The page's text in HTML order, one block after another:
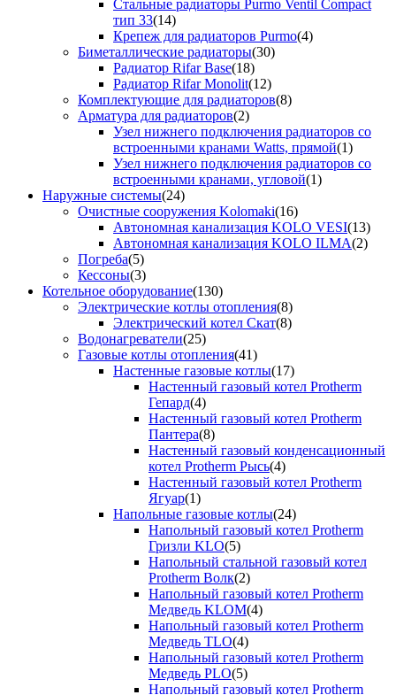
Стальные радиаторы Purmo Ventil Compact
тип 33(14)
Крепеж для радиаторов Purmo(4)
Биметаллические радиаторы(30)
Радиатор Rifar Base(18)
Радиатор Rifar Monolit(12)
Комплектующие для радиаторов(8)
Арматура для радиаторов(2)
Узел нижнего подключения радиаторов со
встроенными кранами Watts, прямой(1)
Узел нижнего подключения радиаторов со
встроенными кранами, угловой(1)
Наружные системы(24)
Очистные сооружения Kolomaki(16)
Автономная канализация KOLO VESI(13)
Автономная канализация KOLO ILMA(2)
Погреба(5)
Кессоны(3)
Котельное оборудование(130)
Электрические котлы отопления(8)
Электрический котел Скат(8)
Водонагреватели(25)
Газовые котлы отопления(41)
Настенные газовые котлы(17)
Настенный газовый котел Protherm
Гепард(4)
Настенный газовый котел Protherm
Пантера(8)
Настенный газовый конденсационный
котел Protherm Рысь(4)
Настенный газовый котел Protherm
Ягуар(1)
Напольные газовые котлы(24)
Напольный газовый котел Protherm
Гризли KLO(5)
Напольный стальной газовый котел
Protherm Волк(2)
Напольный газовый котел Protherm
Медведь KLOM(4)
Напольный газовый котел Protherm
Медведь TLO(4)
Напольный газовый котел Protherm
Медведь PLO(5)
Напольный газовый котел Protherm